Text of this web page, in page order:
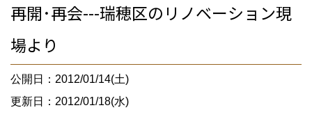
再開･再会---瑞穂区のリノベーション現
場より
公開日：2012/01/14(土)
更新日：2012/01/18(水)